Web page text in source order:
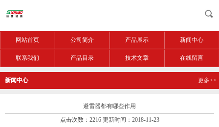
网站首页 公司简介 产品展示 新闻中心
联系我们 产品目录 技术文章 在线留言
新闻中心 更多>>
避雷器都有哪些作用
点击次数：2216 更新时间：2018-11-23